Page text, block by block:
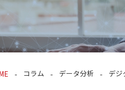
コラム データ分析 デ